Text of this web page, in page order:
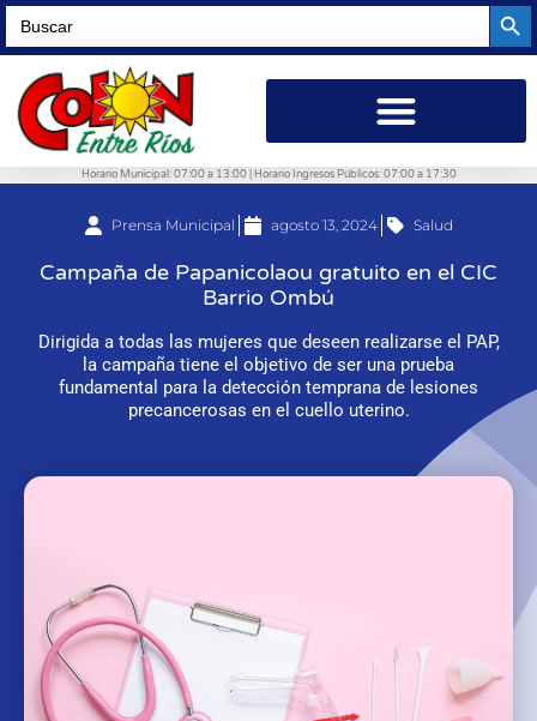
Search
for:
Horario Municipal: 07:00 a 13:00 | Horario Ingresos Públicos: 07:00 a 17:30
Prensa Municipal agosto 13, 2024 Salud
Campaña de Papanicolaou gratuito en el CIC
Barrio Ombú
Dirigida a todas las mujeres que deseen realizarse el PAP,
la campaña tiene el objetivo de ser una prueba
fundamental para la detección temprana de lesiones
precancerosas en el cuello uterino.